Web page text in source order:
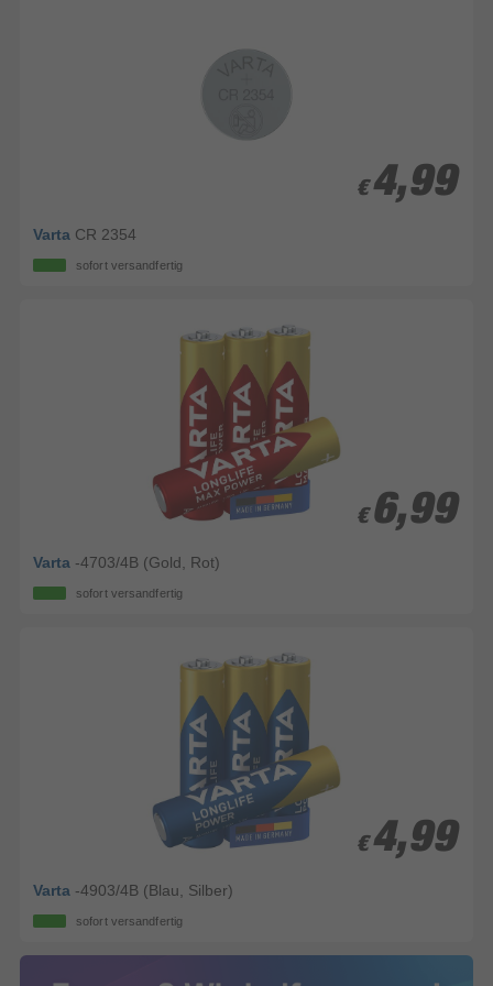
€ 4,99
€ 4,99
Varta CR 2354
sofort versandfertig
€ 6,99
€ 6,99
Varta -4703/4B (Gold, Rot)
sofort versandfertig
€ 4,99
€ 4,99
Varta -4903/4B (Blau, Silber)
sofort versandfertig